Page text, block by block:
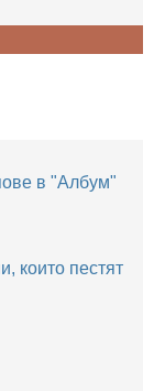
в "Албум"
които пестят